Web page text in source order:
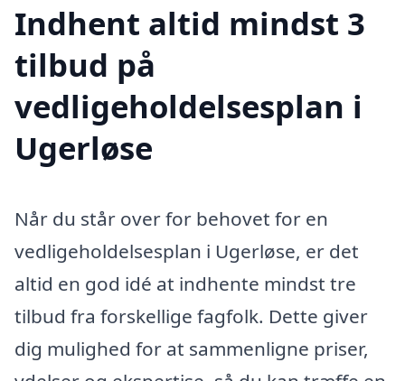
Indhent altid mindst 3
tilbud på
vedligeholdelsesplan i
Ugerløse
Når du står over for behovet for en
vedligeholdelsesplan i Ugerløse, er det
altid en god idé at indhente mindst tre
tilbud fra forskellige fagfolk. Dette giver
dig mulighed for at sammenligne priser,